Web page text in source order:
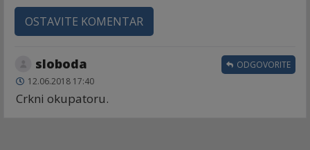
OSTAVITE KOMENTAR
sloboda
12.06.2018 17:40
Crkni okupatoru.
ODGOVORITE